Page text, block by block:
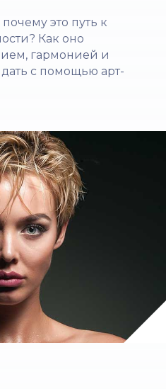
это путь к
Как оно
гармонией и
с помощью арт-